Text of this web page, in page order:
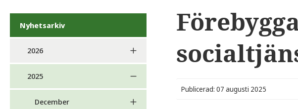
Nyhetsarkiv
2026
2025
December
Publicerad: 07 augusti 2025